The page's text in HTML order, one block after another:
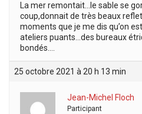
La mer remontait…le sable se
coup,donnait de très beaux
moments que je me dis qu’on
ateliers puants…des bureaux
bondés….
25 octobre 2021 à 20 h 13 min
Jean-Michel Floch
Participant